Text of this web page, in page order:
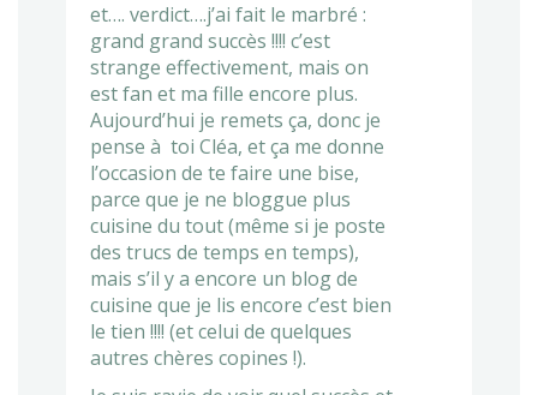
et…. verdict….j’ai fait le marbré :
grand grand succès !!!! c’est
strange effectivement, mais on
est fan et ma fille encore plus.
Aujourd’hui je remets ça, donc je
pense à toi Cléa, et ça me donne
l’occasion de te faire une bise,
parce que je ne bloggue plus
cuisine du tout (même si je poste
des trucs de temps en temps),
mais s’il y a encore un blog de
cuisine que je lis encore c’est bien
le tien !!!! (et celui de quelques
autres chères copines !).